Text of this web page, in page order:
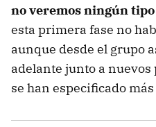
no veremos ningún
esta primera fase no
aunque desde el grupo
adelante junto a nuevos
se han especificado